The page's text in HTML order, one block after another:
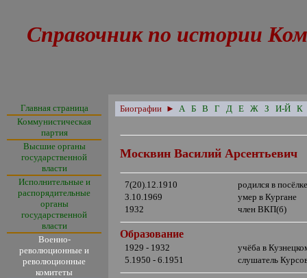
Справочник по истории
Главная страница
Коммунистическая
партия
Высшие органы
государственной
власти
Исполнительные и
распорядительные
органы
государственной
власти
Военно-
революционные и
революционные
комитеты
Биографии ► А Б В Г Д Е Ж З И-Й К
Москвин Василий Арсентьевич
7(20).12.1910
родился в
3.10.1969
умер в Кургане
1932
член ВКП(б)
Образование
1929 - 1932
учёба в
5.1950 - 6.1951
слушатель